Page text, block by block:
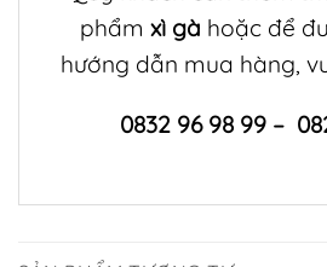
phẩm xì gà hoặc để
hướng dẫn mua hàng,
0832 96 98 99 –